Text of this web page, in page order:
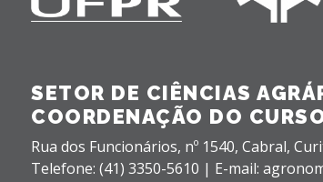
SETOR DE CIÊNCIAS
COORDENAÇÃO DO
Rua dos Funcionários, nº 1540, Cabral,
Telefone: (41) 3350-5610 | E-mail: